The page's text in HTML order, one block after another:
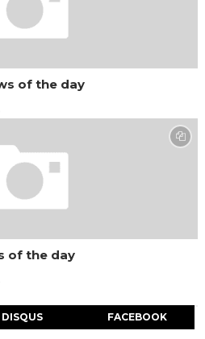
of the day
of the day
DISQUS FACEBOOK